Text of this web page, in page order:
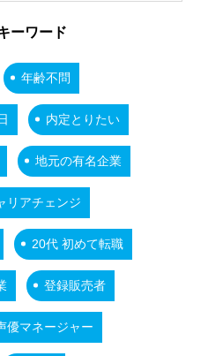
ーワード
年齢不問
内定とりたい
地元の有名企業
リアチェンジ
20代 初めて転職
登録販売者
優マネージャー